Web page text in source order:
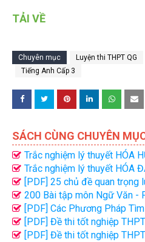
TẢI VỀ
Chuyên mục Luyện thi THPT QG
Tiếng Anh Cấp 3
SÁCH CÙNG CHUYÊN
Trắc nghiệm lý thuyết HÓA
giải)Trắc nghiệm lý thuyết HÓA
- 12 (có lời giải)
[PDF] 25 chủ đề quan trọng
môn Toán
200 Bài tập môn Ngữ Văn -
- có lời giải
[PDF] Các Phương Pháp
Trắc Nghiệm Môn Toán - Thi
[PDF] Đề thi tốt nghiệp
(Mã đề 411)
[PDF] Đề thi tốt nghiệp